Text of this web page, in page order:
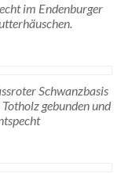
im Endenburger
Schwanzbasis
gebunden und